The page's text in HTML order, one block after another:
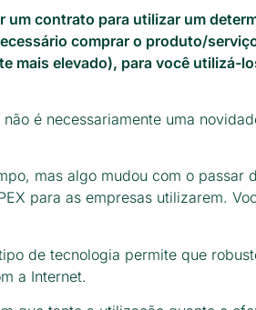
um contrato para utilizar um
comprar o produto/
mais elevado), para você utilizá-
é necessariamente uma
mas algo mudou com o passar
para as empresas utilizarem.
de tecnologia permite que
a Internet.